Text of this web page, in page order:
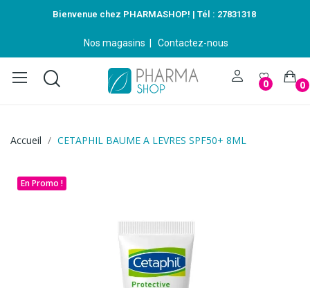
Bienvenue chez PHARMASHOP! | Tél : 27831318
Nos magasins Contactez-nous
0 0
Accueil CETAPHIL BAUME A LEVRES SPF50+ 8ML
En Promo !